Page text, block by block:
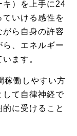
キ）を上手に24
いける感性を
ら自身の許容
、エネルギー
ます。
稼働しやすい方
して自律神経で
に受けること